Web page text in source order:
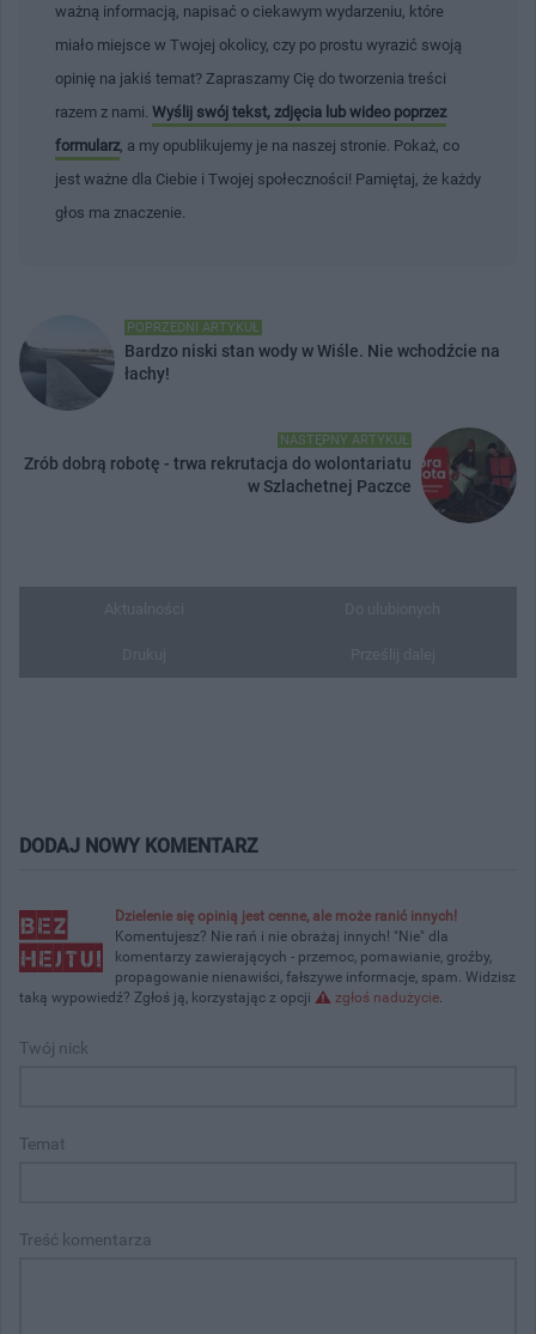
ważną informacją, napisać o ciekawym wydarzeniu, które
miało miejsce w Twojej okolicy, czy po prostu wyrazić swoją
opinię na jakiś temat? Zapraszamy Cię do tworzenia treści
razem z nami. Wyślij swój tekst, zdjęcia lub wideo poprzez
formularz , a my opublikujemy je na naszej stronie. Pokaż, co
jest ważne dla Ciebie i Twojej społeczności! Pamiętaj, że każdy
głos ma znaczenie.
POPRZEDNI ARTYKUŁ
Bardzo niski stan wody w Wiśle. Nie wchodźcie na
łachy!
NASTĘPNY ARTYKUŁ
Zrób dobrą robotę - trwa rekrutacja do wolontariatu
w Szlachetnej Paczce
DODAJ NOWY KOMENTARZ
Dzielenie się opinią jest cenne, ale może ranić innych!
Komentujesz? Nie rań i nie obrażaj innych! "Nie" dla
komentarzy zawierających - przemoc, pomawianie, groźby,
propagowanie nienawiści, fałszywe informacje, spam. Widzisz
taką wypowiedź? Zgłoś ją, korzystając z opcji
zgłoś nadużycie.
Twój nick
Temat
Treść komentarza